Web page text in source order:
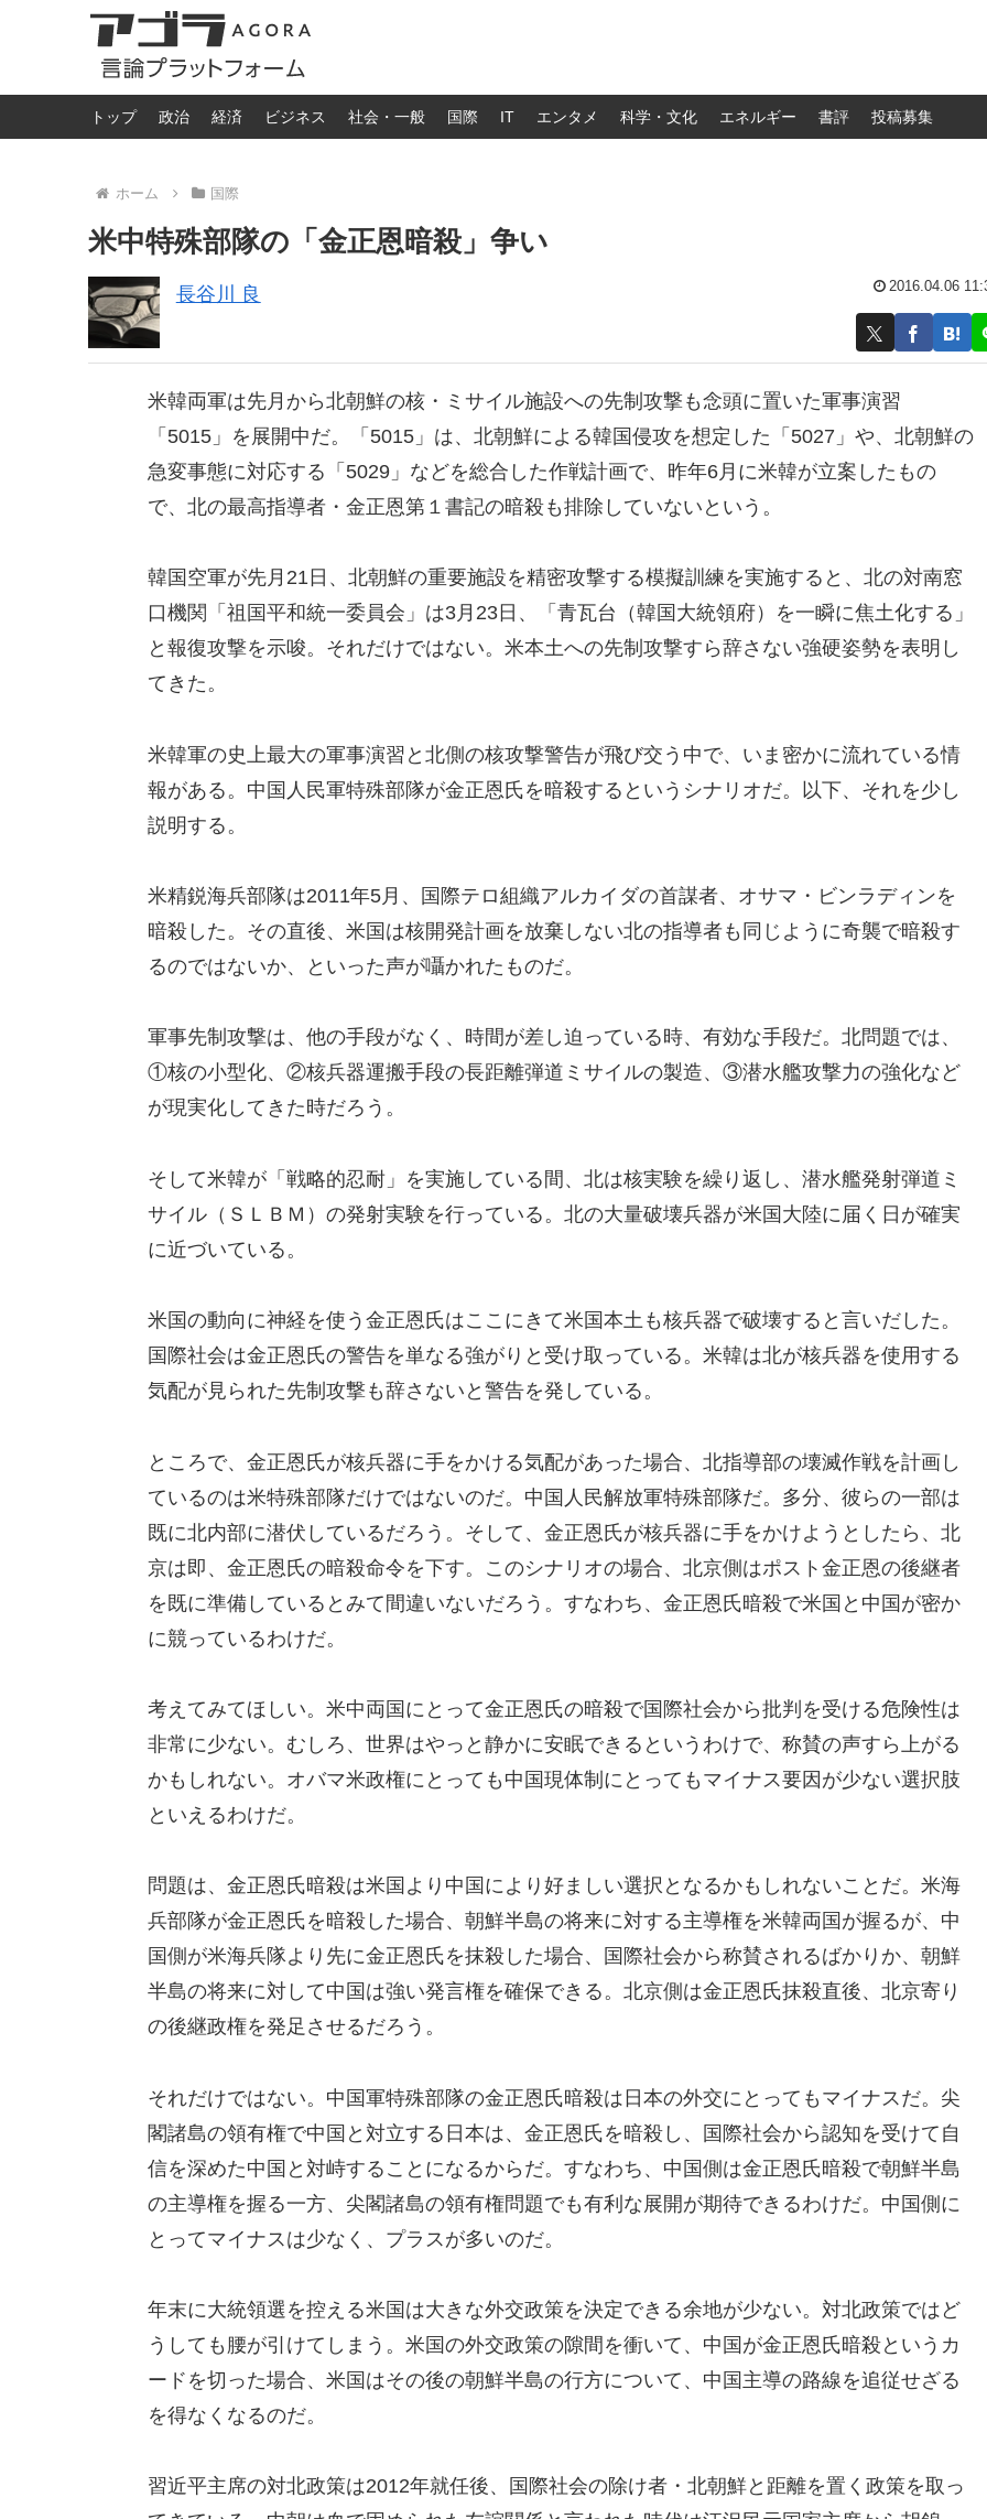
トップ 政治 経済 ビジネス 社会・一般 国際 IT エンタメ 科学・文化 エネルギー 書評 投稿募集
ホーム 国際
米中特殊部隊の「金正恩暗殺」争い
長谷川 良 2016.04.06
米韓両軍は先月から北朝鮮の核・ミサイル施設への先制攻撃も念頭に置いた軍事演習
「5015」を展開中だ。「5015」は、北朝鮮による韓国侵攻を想定した「5027」や、北朝鮮の
急変事態に対応する「5029」などを総合した作戦計画で、昨年6月に米韓が立案したもの
で、北の最高指導者・金正恩第１書記の暗殺も排除していないという。
韓国空軍が先月21日、北朝鮮の重要施設を精密攻撃する模擬訓練を実施すると、北の対南窓
口機関「祖国平和統一委員会」は3月23日、「青瓦台（韓国大統領府）を一瞬に焦土化する」
と報復攻撃を示唆。それだけではない。米本土への先制攻撃すら辞さない強硬姿勢を表明し
てきた。
米韓軍の史上最大の軍事演習と北側の核攻撃警告が飛び交う中で、いま密かに流れている情
報がある。中国人民軍特殊部隊が金正恩氏を暗殺するというシナリオだ。以下、それを少し
説明する。
米精鋭海兵部隊は2011年5月、国際テロ組織アルカイダの首謀者、オサマ・ビンラディンを
暗殺した。その直後、米国は核開発計画を放棄しない北の指導者も同じように奇襲で暗殺す
るのではないか、といった声が囁かれたものだ。
軍事先制攻撃は、他の手段がなく、時間が差し迫っている時、有効な手段だ。北問題では、
①核の小型化、②核兵器運搬手段の長距離弾道ミサイルの製造、③潜水艦攻撃力の強化など
が現実化してきた時だろう。
そして米韓が「戦略的忍耐」を実施している間、北は核実験を繰り返し、潜水艦発射弾道ミ
サイル（ＳＬＢＭ）の発射実験を行っている。北の大量破壊兵器が米国大陸に届く日が確実
に近づいている。
米国の動向に神経を使う金正恩氏はここにきて米国本土も核兵器で破壊すると言いだした。
国際社会は金正恩氏の警告を単なる強がりと受け取っている。米韓は北が核兵器を使用する
気配が見られた先制攻撃も辞さないと警告を発している。
ところで、金正恩氏が核兵器に手をかける気配があった場合、北指導部の壊滅作戦を計画し
ているのは米特殊部隊だけではないのだ。中国人民解放軍特殊部隊だ。多分、彼らの一部は
既に北内部に潜伏しているだろう。そして、金正恩氏が核兵器に手をかけようとしたら、北
京は即、金正恩氏の暗殺命令を下す。このシナリオの場合、北京側はポスト金正恩の後継者
を既に準備しているとみて間違いないだろう。すなわち、金正恩氏暗殺で米国と中国が密か
に競っているわけだ。
考えてみてほしい。米中両国にとって金正恩氏の暗殺で国際社会から批判を受ける危険性は
非常に少ない。むしろ、世界はやっと静かに安眠できるというわけで、称賛の声すら上がる
かもしれない。オバマ米政権にとっても中国現体制にとってもマイナス要因が少ない選択肢
といえるわけだ。
問題は、金正恩氏暗殺は米国より中国により好ましい選択となるかもしれないことだ。米海
兵部隊が金正恩氏を暗殺した場合、朝鮮半島の将来に対する主導権を米韓両国が握るが、中
国側が米海兵隊より先に金正恩氏を抹殺した場合、国際社会から称賛されるばかりか、朝鮮
半島の将来に対して中国は強い発言権を確保できる。北京側は金正恩氏抹殺直後、北京寄り
の後継政権を発足させるだろう。
それだけではない。中国軍特殊部隊の金正恩氏暗殺は日本の外交にとってもマイナスだ。尖
閣諸島の領有権で中国と対立する日本は、金正恩氏を暗殺し、国際社会から認知を受けて自
信を深めた中国と対峙することになるからだ。すなわち、中国側は金正恩氏暗殺で朝鮮半島
の主導権を握る一方、尖閣諸島の領有権問題でも有利な展開が期待できるわけだ。中国側に
とってマイナスは少なく、プラスが多いのだ。
年末に大統領選を控える米国は大きな外交政策を決定できる余地が少ない。対北政策ではど
うしても腰が引けてしまう。米国の外交政策の隙間を衝いて、中国が金正恩氏暗殺というカ
ードを切った場合、米国はその後の朝鮮半島の行方について、中国主導の路線を追従せざる
を得なくなるのだ。
習近平主席の対北政策は2012年就任後、国際社会の除け者・北朝鮮と距離を置く政策を取っ